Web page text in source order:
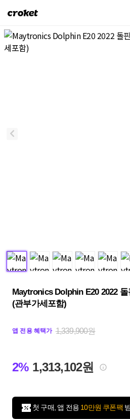
크
켓
Maytronics Dolphin E20 2022
(관부가세포함)
앱 전용 혜택가 1,339,900원
2% 1,313,102원
첫 구매, 앱 전용 10만원 쿠폰팩